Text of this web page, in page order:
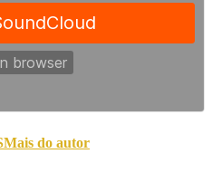
Mais do autor